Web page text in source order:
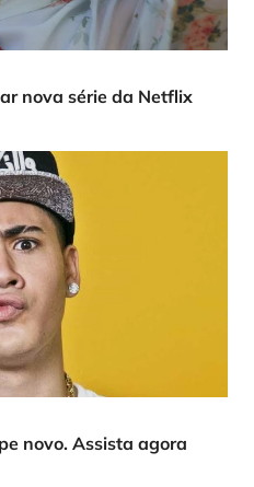
nova série da Netflix
novo. Assista agora